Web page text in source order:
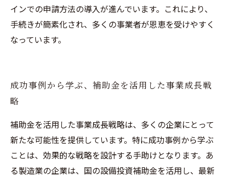
インでの申請方法の導入が進んでいます。これにより、
手続きが簡素化され、多くの事業者が恩恵を受けやすく
なっています。
成功事例から学ぶ、補助金を活用した事業成長戦
略
補助金を活用した事業成長戦略は、多くの企業にとって
新たな可能性を提供しています。特に成功事例から学ぶ
ことは、効果的な戦略を設計する手助けとなります。あ
る製造業の企業は、国の設備投資補助金を活用し、最新